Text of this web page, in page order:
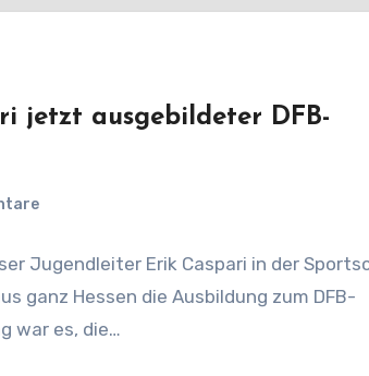
jetzt ausgebildeter DFB-
Jugendleiter Erik Caspari in der
ganz Hessen die Ausbildung zum DFB-
war es, die…